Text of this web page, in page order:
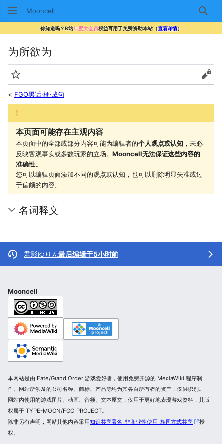
Mooncell 搜索
你知道吗？B站年度大会员权益可用于免费资助本站（查看详情）
为所欲为
监视
查看
< FGO黑话·梗·成句
本页面可能存在主观内容
本页面中的全部或部分内容可能为编辑者的个人观点或认知 ，未必
反映客观事实或多数玩家的立场。 Mooncell无法保证这些内容的
准确性。
您可以编辑页面添加不同的观点或认知，也可以删除明显失准或过
于偏颇的内容。
名词释义
君影ゆりん最后编辑于5小时前
Mooncell
本网站是由 Fate/Grand Order 游戏爱好者，使用免费开源的 MediaWiki 程序制
作。网站所涉及的公司名称、商标、产品等均为其各自所有者的资产，仅供识别。
网站内使用的游戏图片、动画、音频、文本原文，仅用于更好地表现游戏资料，其版
权属于 TYPE-MOON/FGO PROJECT。
除非另有声明，网站其他内容采用知识共享署名-非商业性使用-相同方式共享
授
权。